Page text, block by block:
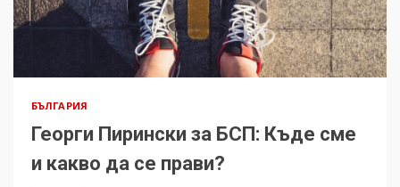
БЪЛГАРИЯ
Георги Пирински за БСП: Къде сме
и какво да се прави?